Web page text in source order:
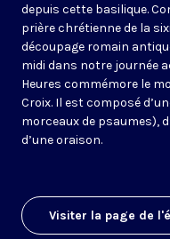
depuis cette basilique.
prière chrétienne de la
découpage romain
midi dans notre journée
Heures commémore le
Croix. Il est composé
morceaux de psaumes),
d’une oraison.
Visiter la page de